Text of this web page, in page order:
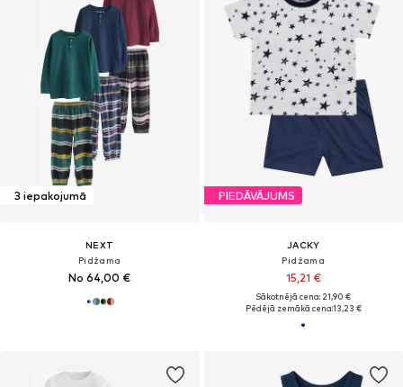
3 iepakojumā
NEXT
Pidžama
No 64,00 €
PIEDĀVĀJUMS
JACKY
Pidžama
15,21 €
Sākotnējā cena: 21,90 €
Pēdējā zemākā cena:13,23 €